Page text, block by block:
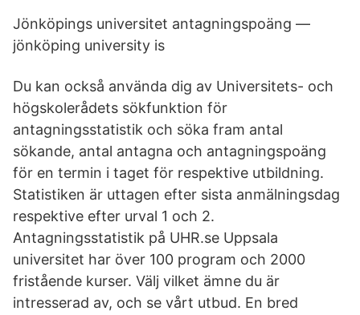
Jönköpings universitet antagningspoäng —
jönköping university is
Du kan också använda dig av Universitets- och
högskolerådets sökfunktion för
antagningsstatistik och söka fram antal
sökande, antal antagna och antagningspoäng
för en termin i taget för respektive utbildning.
Statistiken är uttagen efter sista anmälningsdag
respektive efter urval 1 och 2.
Antagningsstatistik på UHR.se Uppsala
universitet har över 100 program och 2000
fristående kurser. Välj vilket ämne du är
intresserad av, och se vårt utbud. En bred